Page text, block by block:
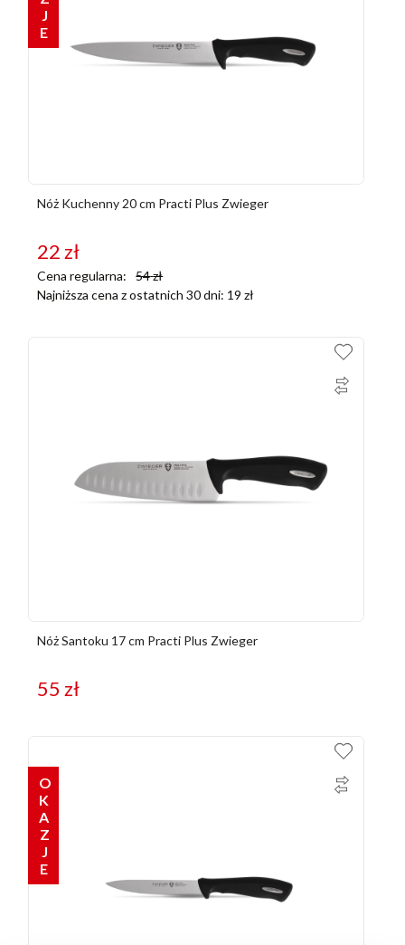
Nóż Kuchenny 20 cm Practi Plus Zwieger
22zł
Cena regularna: 54zł
Najniższa cena z ostatnich 30 dni: 19 zł
Nóż Santoku 17 cm Practi Plus Zwieger
55 zł
OKAZJE